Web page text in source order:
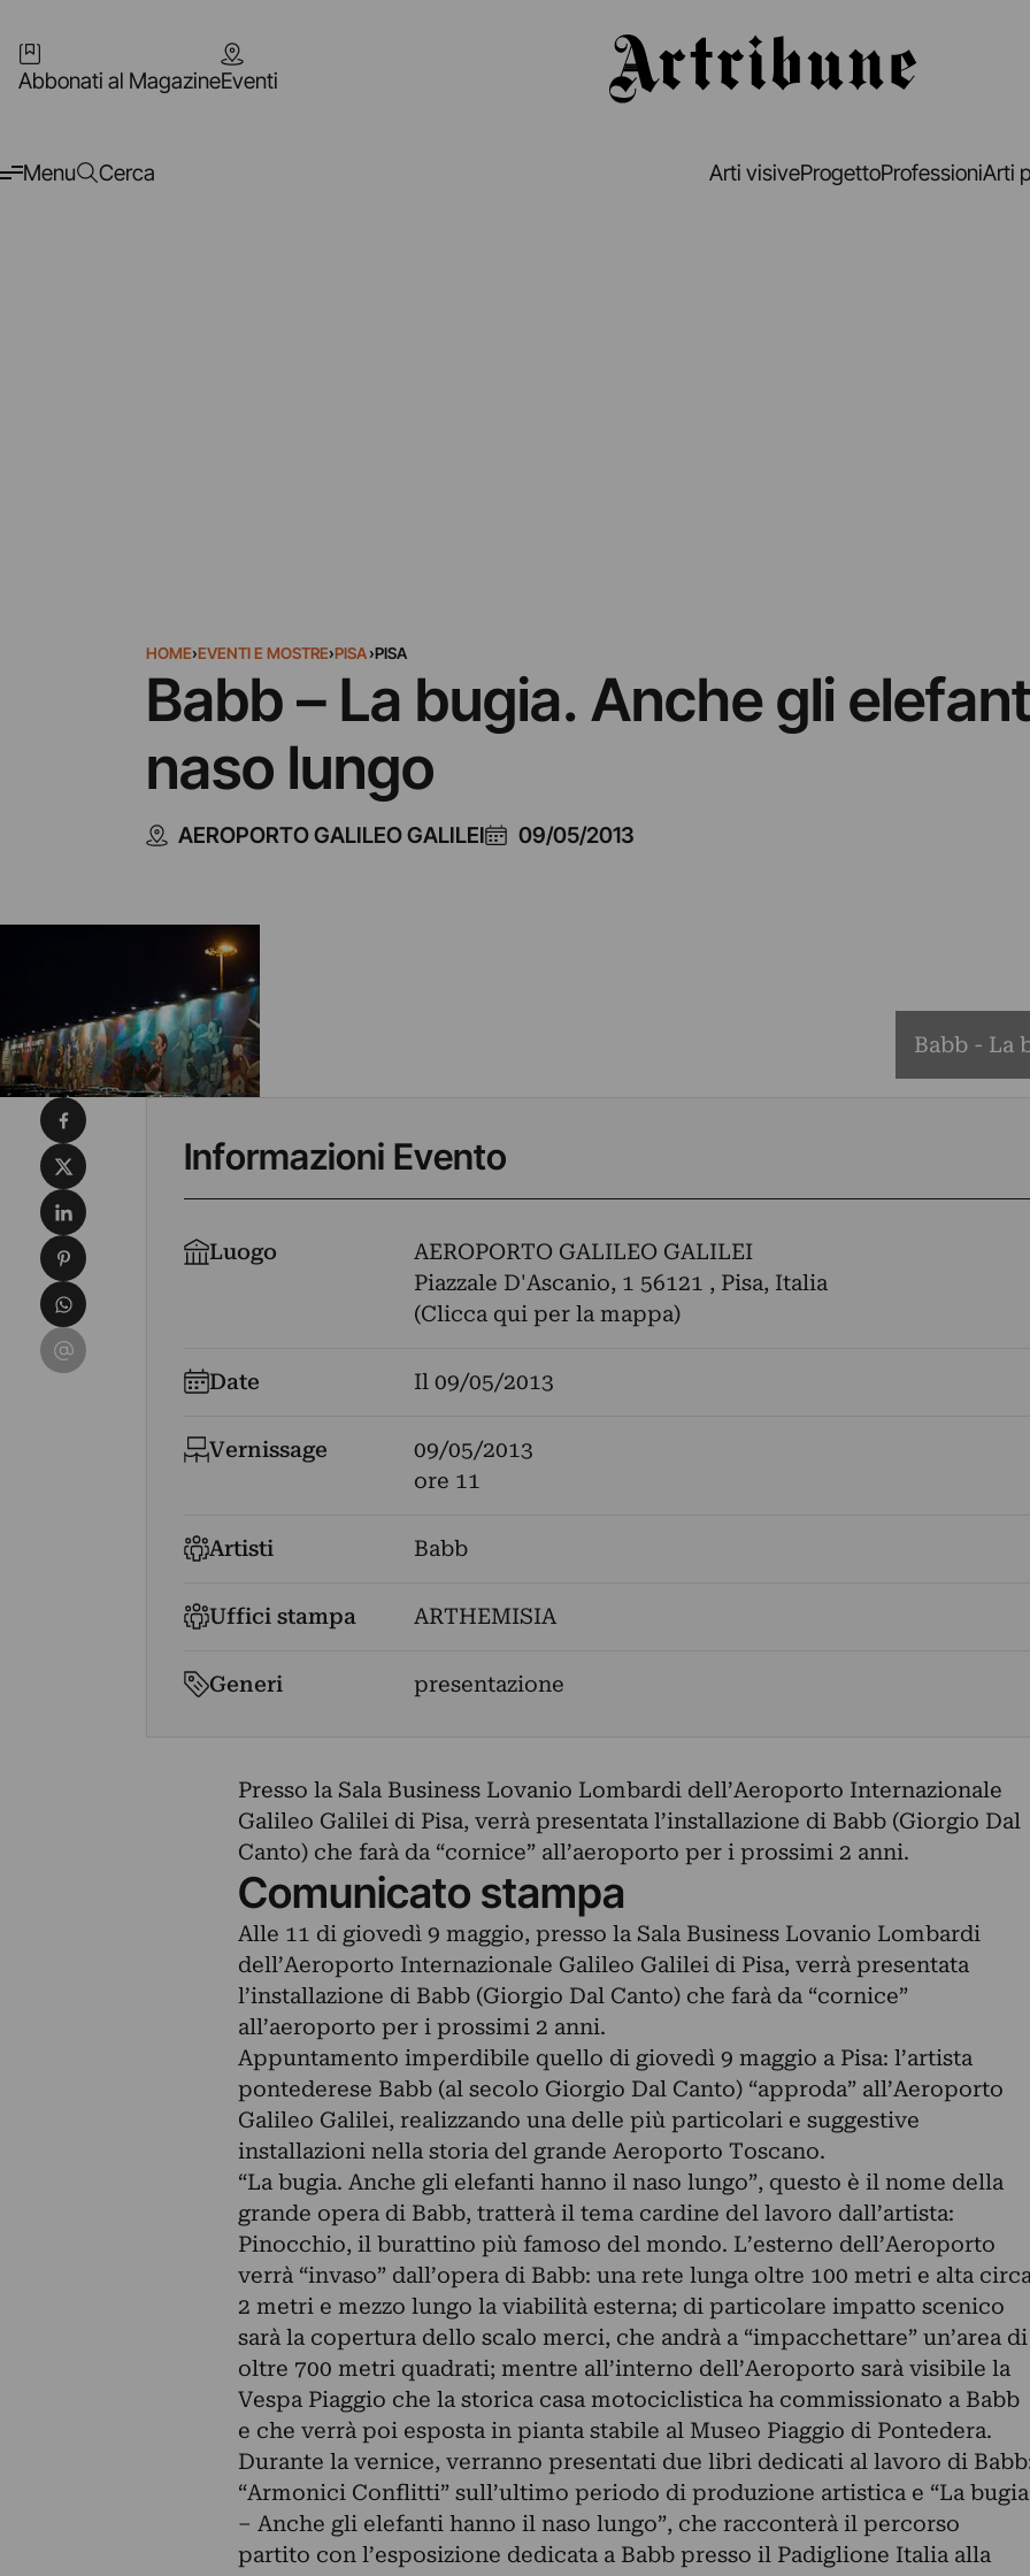
Abbonati al MagazineEventi
Menu Cerca Arti visiveProgettoProfessioniArti
HOME›EVENTI E MOSTRE›PISA›PISA
Babb – La bugia. Anche gli
naso lungo
AEROPORTO GALILEO GALILEI 09/05/2013
Babb - La
Informazioni Evento
Luogo
AEROPORTO GALILEO GALILEI
Piazzale D'Ascanio, 1 56121 , Pisa, Italia
(Clicca qui per la mappa)
Date Il 09/05/2013
Vernissage
09/05/2013
ore 11
Artisti Babb
Uffici stampa ARTHEMISIA
Generi presentazione
Presso la Sala Business Lovanio Lombardi dell’Aeroporto Internazionale
Galileo Galilei di Pisa, verrà presentata l’installazione di Babb (Giorgio Dal
Canto) che farà da “cornice” all’aeroporto per i prossimi 2 anni.
Comunicato stampa
Alle 11 di giovedì 9 maggio, presso la Sala Business Lovanio Lombardi
dell’Aeroporto Internazionale Galileo Galilei di Pisa, verrà presentata
l’installazione di Babb (Giorgio Dal Canto) che farà da “cornice”
all’aeroporto per i prossimi 2 anni.
Appuntamento imperdibile quello di giovedì 9 maggio a Pisa: l’artista
pontederese Babb (al secolo Giorgio Dal Canto) “approda” all’Aeroporto
Galileo Galilei, realizzando una delle più particolari e suggestive
installazioni nella storia del grande Aeroporto Toscano.
“La bugia. Anche gli elefanti hanno il naso lungo”, questo è il nome della
grande opera di Babb, tratterà il tema cardine del lavoro dall’artista:
Pinocchio, il burattino più famoso del mondo. L’esterno dell’Aeroporto
verrà “invaso” dall’opera di Babb: una rete lunga oltre 100 metri e alta
2 metri e mezzo lungo la viabilità esterna; di particolare impatto scenico
sarà la copertura dello scalo merci, che andrà a “impacchettare” un’area di
oltre 700 metri quadrati; mentre all’interno dell’Aeroporto sarà visibile la
Vespa Piaggio che la storica casa motociclistica ha commissionato a Babb
e che verrà poi esposta in pianta stabile al Museo Piaggio di Pontedera.
Durante la vernice, verranno presentati due libri dedicati al lavoro di
“Armonici Conflitti” sull’ultimo periodo di produzione artistica e “La bugia
– Anche gli elefanti hanno il naso lungo”, che racconterà il percorso
partito con l’esposizione dedicata a Babb presso il Padiglione Italia alla
Condividi su Facebook
Condividi su X
Condividi su LinkedIn
Condividi su Pinterest
Condividi su WhatsApp
Condividi su Email